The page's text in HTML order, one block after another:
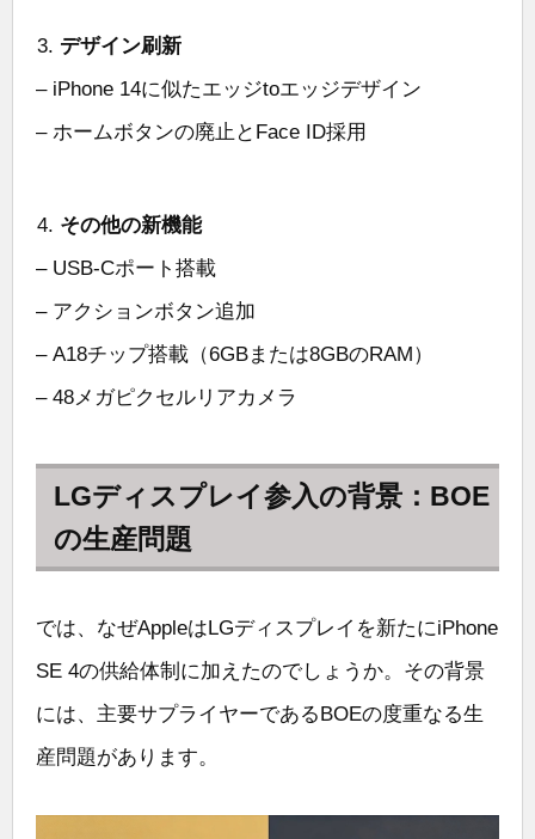
デザイン刷新
– iPhone 14に似たエッジtoエッジデザイン
– ホームボタンの廃止とFace ID採用
その他の新機能
– USB-Cポート搭載
– アクションボタン追加
– A18チップ搭載（6GBまたは8GBのRAM）
– 48メガピクセルリアカメラ
LGディスプレイ参入の背景：BOE
の生産問題
では、なぜAppleはLGディスプレイを新たにiPhone
SE 4の供給体制に加えたのでしょうか。その背景
には、主要サプライヤーであるBOEの度重なる生
産問題があります。